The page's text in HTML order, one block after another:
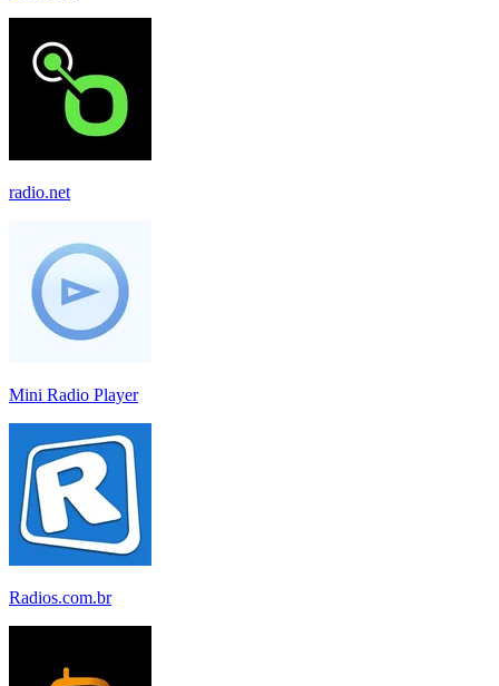
radio.net
Mini Radio Player
Radios.com.br